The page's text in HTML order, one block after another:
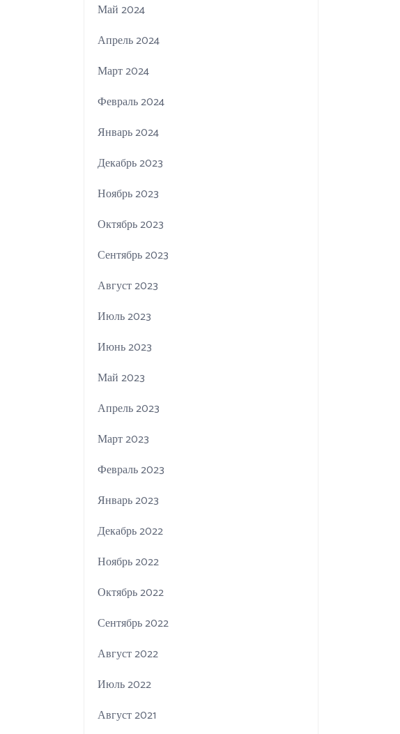
Май 2024
Апрель 2024
Март 2024
Февраль 2024
Январь 2024
Декабрь 2023
Ноябрь 2023
Октябрь 2023
Сентябрь 2023
Август 2023
Июль 2023
Июнь 2023
Май 2023
Апрель 2023
Март 2023
Февраль 2023
Январь 2023
Декабрь 2022
Ноябрь 2022
Октябрь 2022
Сентябрь 2022
Август 2022
Июль 2022
Август 2021